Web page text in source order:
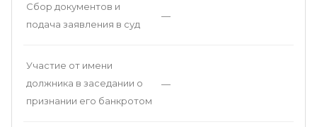
Сбор документов и
подача заявления в суд
—
Участие от имени
должника в заседании о
признании его банкротом
—